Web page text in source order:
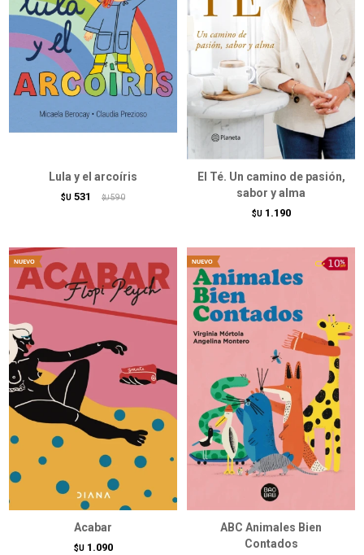
Lula y el arcoíris
$U 531 $U 590
El Té. Un camino de pasión,
sabor y alma
$U 1.190
Acabar
$U 1.090
ABC Animales Bien
Contados